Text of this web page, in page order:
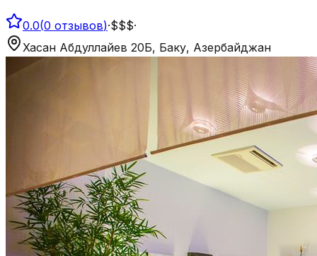
0.0(0 отзывов)·$$$·
Хасан Абдуллайев 20Б, Баку, Азербайджан